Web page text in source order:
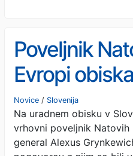
Poveljnik
Evropi
Novice / Slovenija
Na uradnem obisku v
vrhovni poveljnik Natovih
general Alexus